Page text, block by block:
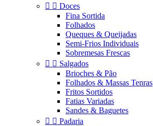
  Doces
Fina Sortida
Folhados
Queques & Queijadas
Semi-Frios Individuais
Sobremesas Frescas
  Salgados
Brioches & Pão
Folhados & Massas Tenras
Fritos Sortidos
Fatias Variadas
Sandes & Baguetes
  Padaria